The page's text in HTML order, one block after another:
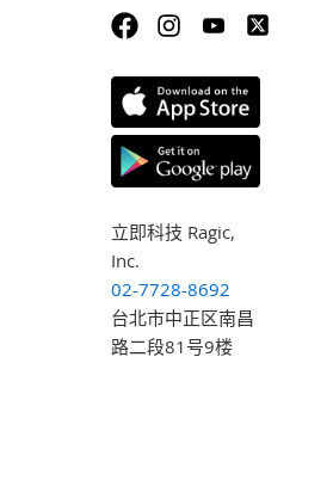
立即科技 Ragic,
Inc.
02-7728-8692
台北市中正区南昌
路二段81号9楼